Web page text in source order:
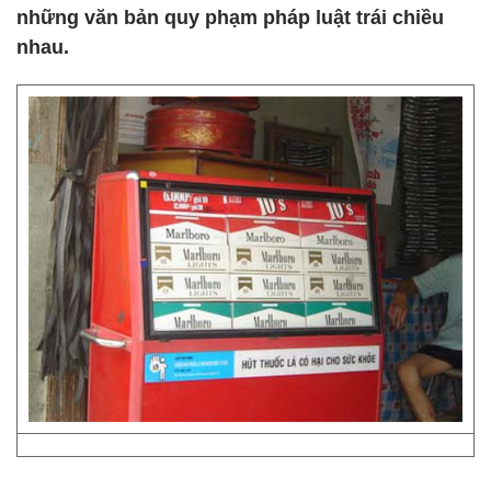
những văn bản quy phạm pháp luật trái chiều
nhau.